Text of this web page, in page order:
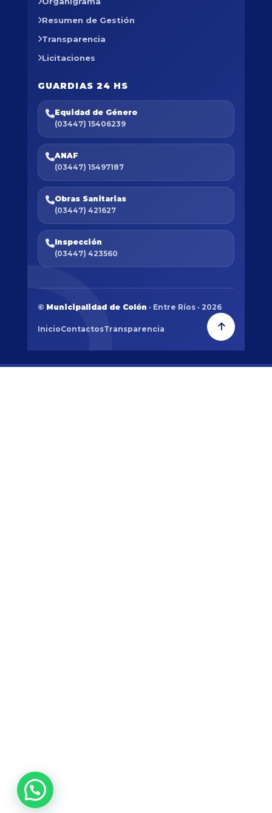
Resumen de Gestión
Transparencia
Licitaciones
GUARDIAS 24 HS
Equidad de Género
(03447) 15406239
ANAF
(03447) 15497187
Obras Sanitarias
(03447) 421627
Inspección
(03447) 423560
© Municipalidad de Colón · Entre Ríos · 2026
InicioContactosTransparencia